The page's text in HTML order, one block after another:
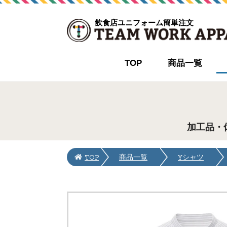
飲食店ユニフォーム簡単注文
TOP 商品一覧
加工品・
TOP 商品一覧 Yシャツ